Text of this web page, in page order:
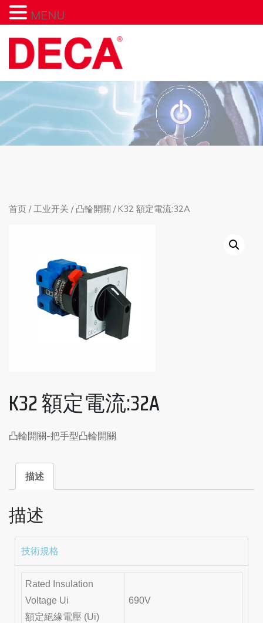
首页 /工业开关 / 凸輪開關 / K32 額定電流:32A
K32 額定電流:32A
凸輪開關-把手型凸輪開關
描述
描述
技術規格
Rated Insulation
Voltage Ui
額定絕緣電壓 (Ui)
690V
MENU